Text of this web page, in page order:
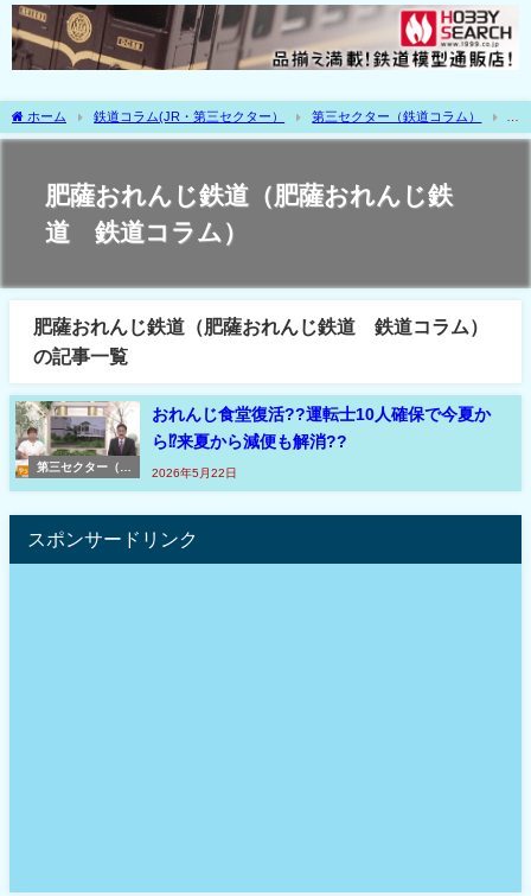
ホーム 鉄道コラム(JR・第三セクター）
第三セクター（鉄道コラム）
肥薩おれんじ鉄道（肥薩おれんじ鉄道 鉄道コラム）
肥薩おれんじ鉄道（肥薩おれんじ鉄
道 鉄道コラム）
肥薩おれんじ鉄道（肥薩おれんじ鉄道 鉄道コラム）
の記事一覧
第三セクター（鉄
おれんじ食堂復活??運転士10人確保で今夏か
ら⁉来夏から減便も解消??
2026年5月22日
スポンサードリンク